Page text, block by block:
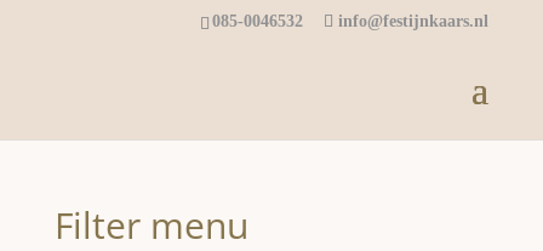
085-0046532 info@festijnkaars.nl
Filter menu